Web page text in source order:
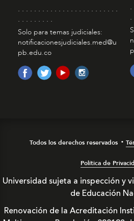
. . . . . . . . . . . . . . . . . . . . . . . . .
. . . . . . . . .
Solo para temas judiciales:
notificacionesjudiciales.med@u
pb.edu.co
.
Todos los derechos reservados
Política de
Universidad sujeta a inspección y
de Educación
Renovación de la Acreditación